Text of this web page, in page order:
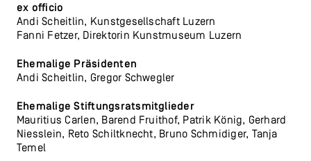
ex officio
Andi Scheitlin, Kunstgesellschaft Luzern
Fanni Fetzer, Direktorin Kunstmuseum Luzern
Ehemalige Präsidenten
Andi Scheitlin, Gregor Schwegler
Ehemalige Stiftungsratsmitglieder
Mauritius Carlen, Barend Fruithof, Patrik König, Gerhard
Niesslein, Reto Schiltknecht, Bruno Schmidiger, Tanja
Temel